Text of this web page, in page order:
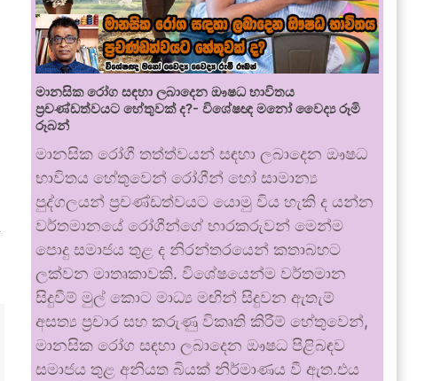
මානසික රෝග සඳහා ලබාදෙන ඖෂධ භාවිතය
ප්‍රචණ්ඩත්වයට හේතුවක් ද?- විශේෂඥ මනෝ වෛද්‍ය රූමි
රූබන්
මානසික රෝගී තත්ත්වයන් සඳහා ලබාදෙන ඖෂධ
භාවිතය හේතුවෙන් රෝගීන් හෝ සාමාන්‍ය
පුද්ගලයන් ප්‍රචණ්ඩත්වයට යොමු විය හැකි ද යන්න
වර්තමානයේ රෝගීන්ගේ භාරකරුවන් මෙන්ම
පොදු සමාජය තුළ ද නිරන්තරයෙන් කතාබහට
ලක්වන මාතෘකාවකි. විශේෂයෙන්ම වර්තමාන
සිදුවීම් මුල් කොට මාධ්‍ය මඟින් සිදුවන ඇතැම්
අසත්‍ය ප්‍රචාර සහ කරුණු විකෘති කිරීම් හේතුවෙන්,
මානසික රෝග සඳහා ලබාදෙන ඖෂධ පිළිබඳව
සමාජය තුළ අනියත බියක් නිර්මාණය වී ඇත.එය